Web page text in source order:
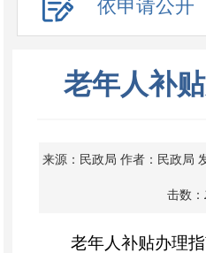
依申请公开
老年人补
来源：民政局 作者：民政局
击数：
老年人补贴办理